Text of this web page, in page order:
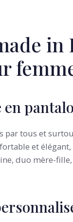
in
par tous et
et élégant,
duo mère-